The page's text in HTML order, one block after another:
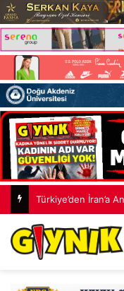
Türkiye’den İran’a